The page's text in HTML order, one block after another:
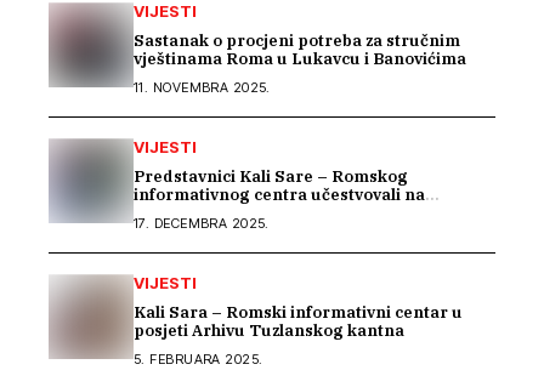
VIJESTI
Sastanak o procjeni potreba za stručnim
vještinama Roma u Lukavcu i Banovićima
11. NOVEMBRA 2025.
VIJESTI
Predstavnici Kali Sare – Romskog
informativnog centra učestvovali na
programa o rodnoj ravnopravnosti i
socijalnoj zaštiti
17. DECEMBRA 2025.
VIJESTI
Kali Sara – Romski informativni centar u
posjeti Arhivu Tuzlanskog kantna
5. FEBRUARA 2025.